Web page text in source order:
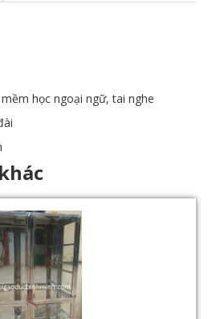
học ngoại ngữ, tai nghe